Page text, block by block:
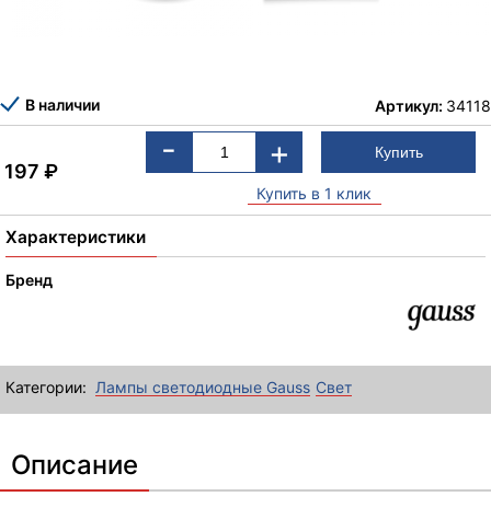
В наличии Артикул: 34118
197₽
- +
Купить в 1 клик
Характеристики
Бренд
Категории: Лампы светодиодные Gauss Свет
Описание